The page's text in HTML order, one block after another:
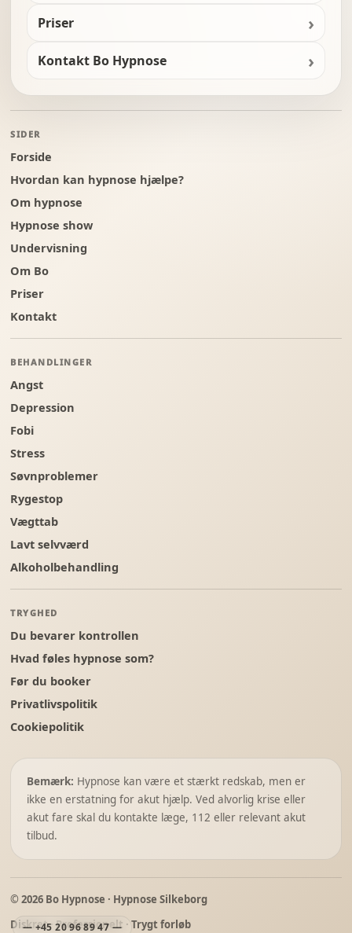
+45 20 96 89 47
Priser
Kontakt Bo Hypnose
SIDER
Forside
Hvordan kan hypnose hjælpe?
Om hypnose
Hypnose show
Undervisning
Om Bo
Priser
Kontakt
BEHANDLINGER
Angst
Depression
Fobi
Stress
Søvnproblemer
Rygestop
Vægttab
Lavt selvværd
Alkoholbehandling
TRYGHED
Du bevarer kontrollen
Hvad føles hypnose som?
Før du booker
Privatlivspolitik
Cookiepolitik
Bemærk: Hypnose kan være et stærkt redskab, men er
ikke en erstatning for akut hjælp. Ved alvorlig krise eller
akut fare skal du kontakte læge, 112 eller relevant akut
tilbud.
© 2026 Bo Hypnose · Hypnose Silkeborg
Diskret · Professionelt · Trygt forløb